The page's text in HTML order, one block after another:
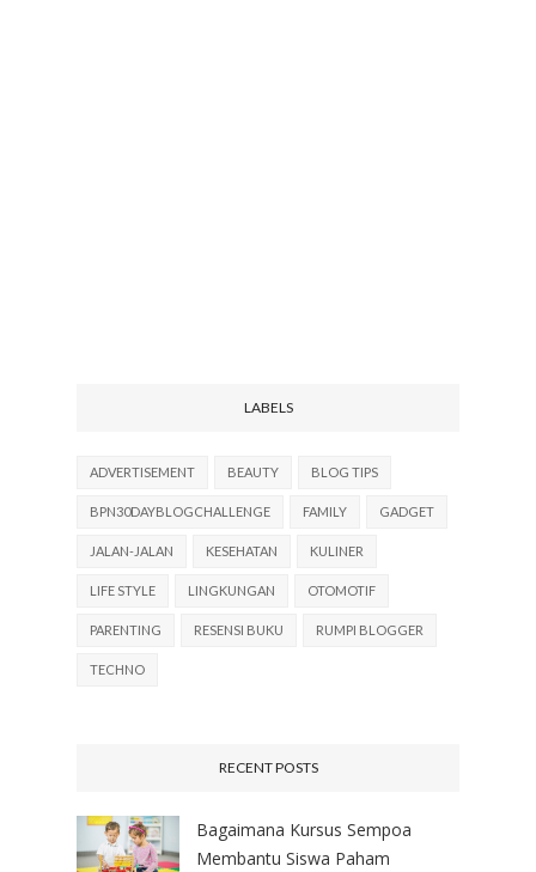
LABELS
ADVERTISEMENT BEAUTY BLOG TIPS
BPN30DAYBLOGCHALLENGE FAMILY GADGET
JALAN-JALAN KESEHATAN KULINER
LIFE STYLE LINGKUNGAN OTOMOTIF
PARENTING RESENSI BUKU RUMPI BLOGGER
TECHNO
RECENT POSTS
Bagaimana Kursus Sempoa
Membantu Siswa Paham